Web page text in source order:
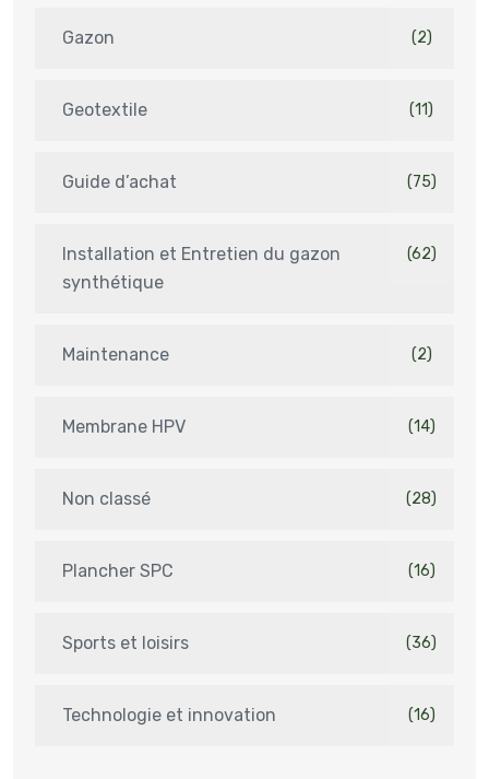
Gazon (2)
Geotextile (11)
Guide d’achat (75)
Installation et Entretien du gazon
synthétique
(62)
Maintenance (2)
Membrane HPV (14)
Non classé (28)
Plancher SPC (16)
Sports et loisirs (36)
Technologie et innovation (16)